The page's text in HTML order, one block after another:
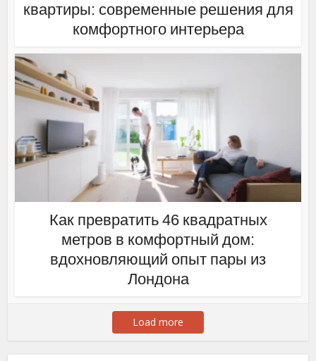
квартиры: современные решения для
комфортного интерьера
Как превратить 46 квадратных
метров в комфортный дом:
вдохновляющий опыт пары из
Лондона
Load more